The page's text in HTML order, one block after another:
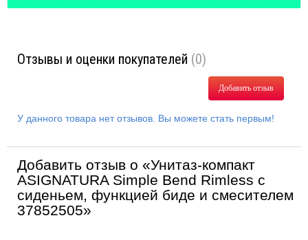
Отзывы и оценки покупателей (0)
Добавить отзыв
У данного товара нет отзывов. Вы можете стать первым!
Добавить отзыв о «Унитаз-компакт
ASIGNATURA Simple Bend Rimless с
сиденьем, функцией биде и смесителем
37852505»